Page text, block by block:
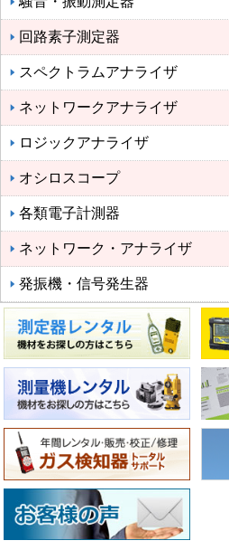
回路素子測定器
スペクトラムアナライザ
ネットワークアナライザ
ロジックアナライザ
オシロスコープ
各類電子計測器
ネットワーク・アナライザ
発振機・信号発生器